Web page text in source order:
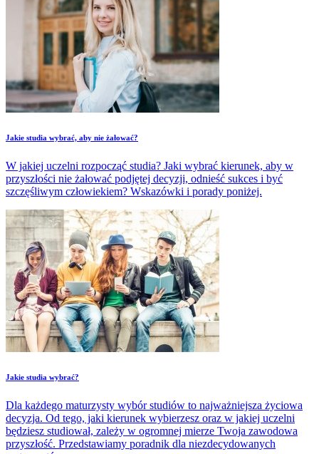
Jakie studia wybrać, aby nie żałować?
W jakiej uczelni rozpocząć studia? Jaki wybrać kierunek, aby w
przyszłości nie żałować podjętej decyzji, odnieść sukces i być
szczęśliwym człowiekiem? Wskazówki i porady poniżej.
Jakie studia wybrać?
Dla każdego maturzysty wybór studiów to najważniejsza życiowa
decyzja. Od tego, jaki kierunek wybierzesz oraz w jakiej uczelni
będziesz studiował, zależy w ogromnej mierze Twoja zawodowa
przyszłość. Przedstawiamy poradnik dla niezdecydowanych